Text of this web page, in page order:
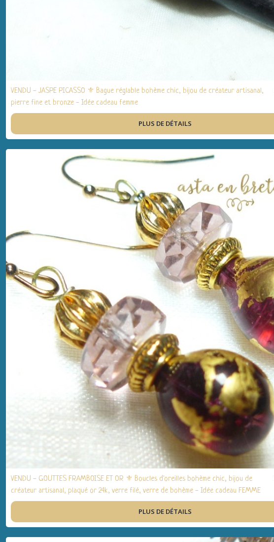
VENDU - JASPE PICASSO ⚜ Bague réglable bohème chic, bijou de créateur artisanal,
pierre fine et bronze - Idée cadeau femme
PLUS DE DÉTAILS
VENDU - GOUTTES FRAMBOISE ET OR ⚜ Boucles d'oreilles bohème chic, bijou de
créateur artisanal, plaqué or 24k, verre filé, verre de bohème - Idée cadeau FEMME
anniversaire, fêtes, Noël
PLUS DE DÉTAILS